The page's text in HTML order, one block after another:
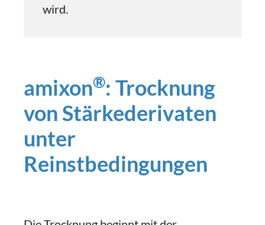
wird.
amixon®: Trocknung
von Stärkederivaten
unter
Reinstbedingungen